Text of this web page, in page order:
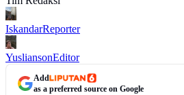
IskandarReporter
YusliansonEditor
Add
as a preferred source on Google